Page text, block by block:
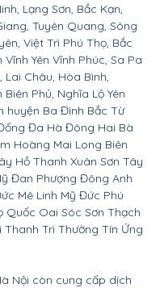
Lạng Sơn, Bắc Kạn,
Tuyên Quang, Sông
Việt Trì Phú Thọ, Bắc
Vĩnh Yên Vĩnh Phúc, Sa Pa
Lai Châu, Hòa Bình,
Phủ, Nghĩa Lộ Yên
huyện Ba Đình Bắc Từ
Đa Hà Đông Hai Bà
Hoàng Mai Long Biên
Hồ Thanh Xuân Sơn Tây
Đan Phượng Đông Anh
Mê Linh Mỹ Đức Phú
Quốc Oai Sóc Sơn Thạch
Trì Thường Tín Ứng
Nội còn cung cấp dịch